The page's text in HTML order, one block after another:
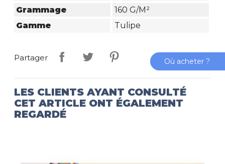
Grammage
160 G/m²
Gamme
Tulipe
Partager
LES CLIENTS AYANT CONSULTÉ
CET ARTICLE ONT ÉGALEMENT
REGARDÉ
Où acheter ?